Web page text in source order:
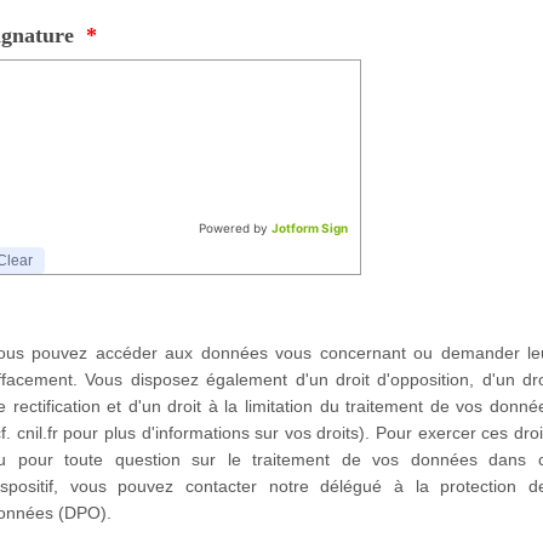
*
Powered by Jotform Sign
pouvez accéder aux données vous concernant ou demander
Vous disposez également d'un droit d'opposition, d'un
rectification et d'un droit à la limitation du traitement de vos
cnil.fr pour plus d'informations sur vos droits). Pour exercer ces
pour toute question sur le traitement de vos données dans
vous pouvez contacter notre délégué à la protection
(DPO).